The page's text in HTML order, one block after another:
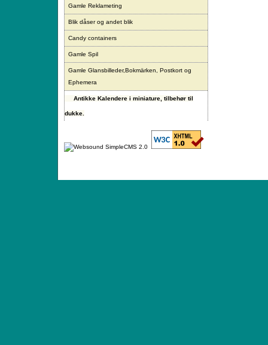
Gamle Reklameting
Blik dåser og andet blik
Candy containers
Gamle Spil
Gamle Glansbilleder,Bokmärken, Postkort og
Ephemera
Antikke Kalendere i miniature, tilbehør til
dukke.